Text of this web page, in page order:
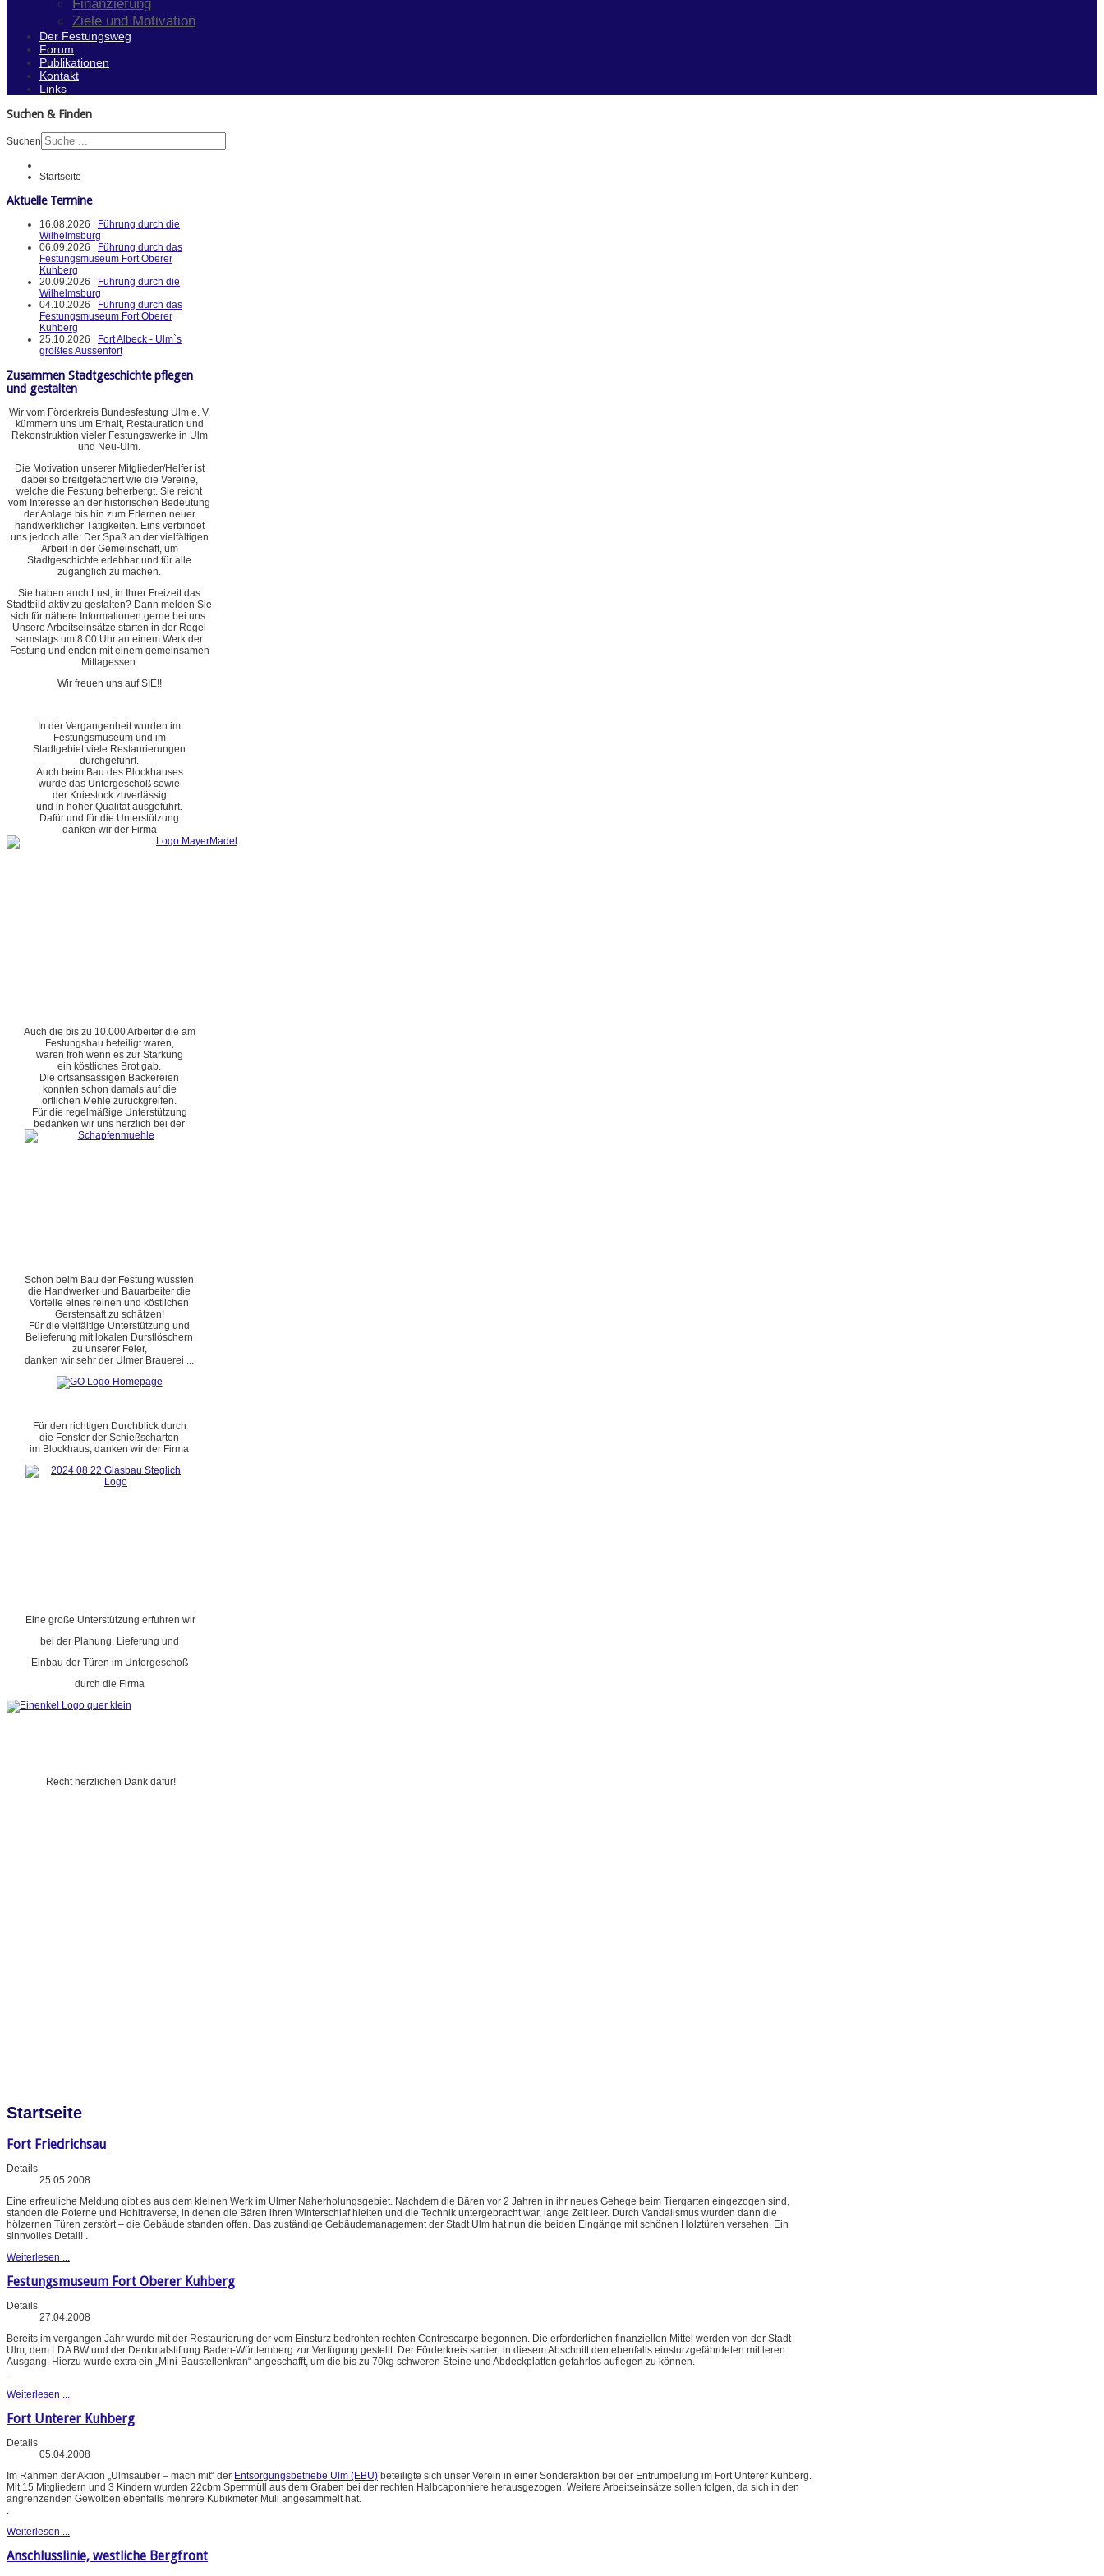
Finanzierung
Ziele und Motivation
Der Festungsweg
Forum
Publikationen
Kontakt
Links
Suchen & Finden
Suchen
Startseite
Aktuelle Termine
16.08.2026 |
Führung durch die
Wilhelmsburg
06.09.2026 |
Führung durch das
Festungsmuseum Fort Oberer
Kuhberg
20.09.2026 |
Führung durch die
Wilhelmsburg
04.10.2026 |
Führung durch das
Festungsmuseum Fort Oberer
Kuhberg
25.10.2026 |
Fort Albeck - Ulm`s
größtes Aussenfort
Zusammen Stadtgeschichte pflegen
und gestalten
Wir vom Förderkreis Bundesfestung Ulm e. V.
kümmern uns um Erhalt, Restauration und
Rekonstruktion vieler Festungswerke in Ulm
und Neu-Ulm.
Die Motivation unserer Mitglieder/Helfer ist
dabei so breitgefächert wie die Vereine,
welche die Festung beherbergt. Sie reicht
vom Interesse an der historischen Bedeutung
der Anlage bis hin zum Erlernen neuer
handwerklicher Tätigkeiten. Eins verbindet
uns jedoch alle: Der Spaß an der vielfältigen
Arbeit in der Gemeinschaft, um
Stadtgeschichte erlebbar und für alle
zugänglich zu machen.
Sie haben auch Lust, in Ihrer Freizeit das
Stadtbild aktiv zu gestalten? Dann melden Sie
sich für nähere Informationen gerne bei uns.
Unsere Arbeitseinsätze starten in der Regel
samstags um 8:00 Uhr an einem Werk der
Festung und enden mit einem gemeinsamen
Mittagessen.
Wir freuen uns auf SIE!!
In der Vergangenheit wurden im
Festungsmuseum und im
Stadtgebiet viele Restaurierungen
durchgeführt.
Auch beim Bau des Blockhauses
wurde das Untergeschoß sowie
der Kniestock zuverlässig
und in hoher Qualität ausgeführt.
Dafür und für die Unterstützung
danken wir der Firma
Auch die bis zu 10.000 Arbeiter die am
Festungsbau beteiligt waren,
waren froh wenn es zur Stärkung
ein köstliches Brot gab.
Die ortsansässigen Bäckereien
konnten schon damals auf die
örtlichen Mehle zurückgreifen.
Für die regelmäßige Unterstützung
bedanken wir uns herzlich bei der
Schon beim Bau der Festung wussten
die Handwerker und Bauarbeiter die
Vorteile eines reinen und köstlichen
Gerstensaft zu schätzen!
Für die vielfältige Unterstützung und
Belieferung mit lokalen Durstlöschern
zu unserer Feier,
danken wir sehr der Ulmer Brauerei ...
Für den richtigen Durchblick durch
die Fenster der Schießscharten
im Blockhaus, danken wir der Firma
Eine große Unterstützung erfuhren wir
bei der Planung, Lieferung und
Einbau der Türen im Untergeschoß
durch die Firma
Recht herzlichen Dank dafür!
Startseite
Fort Friedrichsau
Details
25.05.2008
Eine erfreuliche Meldung gibt es aus dem kleinen Werk im Ulmer Naherholungsgebiet. Nachdem die Bären vor 2 Jahren in ihr neues Gehege beim Tiergarten eingezogen sind,
standen die Poterne und Hohltraverse, in denen die Bären ihren Winterschlaf hielten und die Technik untergebracht war, lange Zeit leer. Durch Vandalismus wurden dann die
hölzernen Türen zerstört – die Gebäude standen offen. Das zuständige Gebäudemanagement der Stadt Ulm hat nun die beiden Eingänge mit schönen Holztüren versehen. Ein
sinnvolles Detail! .
Weiterlesen ...
Festungsmuseum Fort Oberer Kuhberg
Details
27.04.2008
Bereits im vergangen Jahr wurde mit der Restaurierung der vom Einsturz bedrohten rechten Contrescarpe begonnen. Die erforderlichen finanziellen Mittel werden von der Stadt
Ulm, dem LDA BW und der Denkmalstiftung Baden-Württemberg zur Verfügung gestellt. Der Förderkreis saniert in diesem Abschnitt den ebenfalls einsturzgefährdeten mittleren
Ausgang. Hierzu wurde extra ein „Mini-Baustellenkran“ angeschafft, um die bis zu 70kg schweren Steine und Abdeckplatten gefahrlos auflegen zu können.
Weiterlesen ...
Fort Unterer Kuhberg
Details
05.04.2008
Im Rahmen der Aktion „Ulmsauber – mach mit“ der Entsorgungsbetriebe Ulm (EBU) beteiligte sich unser Verein in einer Sonderaktion bei der Entrümpelung im Fort Unterer Kuhberg.
Mit 15 Mitgliedern und 3 Kindern wurden 22cbm Sperrmüll aus dem Graben bei der rechten Halbcaponniere herausgezogen. Weitere Arbeitseinsätze sollen folgen, da sich in den
angrenzenden Gewölben ebenfalls mehrere Kubikmeter Müll angesammelt hat.
Weiterlesen ...
Anschlusslinie, westliche Bergfront